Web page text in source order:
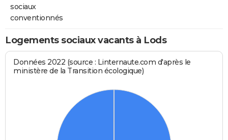
sociaux
conventionnés
Logements sociaux vacants à Lods
Données 2022 (source : Linternaute.com d'après le
ministère de la Transition écologique)